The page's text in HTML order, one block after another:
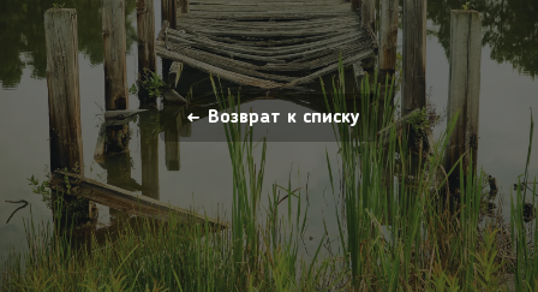
Возврат к списку